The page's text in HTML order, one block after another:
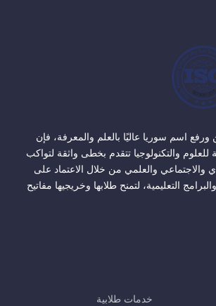
اسم سوريا عاليًا بالعلم والمعرفة، فإن
للعلوم والتكنولوجيا تتقدم بخطى واثقة لتواكب
والاجتماعي والعلمي من خلال الاعتماد على
التعليمية، لتمنح طلابها وخريجيها مفاتيح
خدمات طلابية